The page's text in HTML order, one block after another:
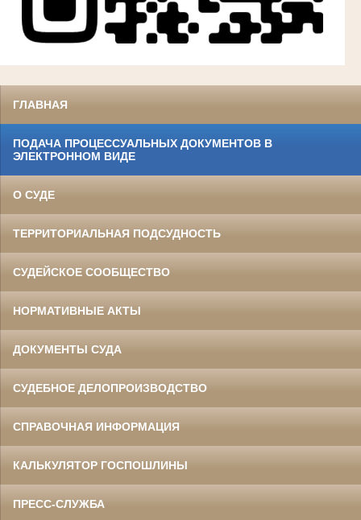
ГЛАВНАЯ
ПОДАЧА ПРОЦЕССУАЛЬНЫХ ДОКУМЕНТОВ В
ЭЛЕКТРОННОМ ВИДЕ
О СУДЕ
ТЕРРИТОРИАЛЬНАЯ ПОДСУДНОСТЬ
СУДЕЙСКОЕ СООБЩЕСТВО
НОРМАТИВНЫЕ АКТЫ
ДОКУМЕНТЫ СУДА
СУДЕБНОЕ ДЕЛОПРОИЗВОДСТВО
СПРАВОЧНАЯ ИНФОРМАЦИЯ
КАЛЬКУЛЯТОР ГОСПОШЛИНЫ
ПРЕСС-СЛУЖБА